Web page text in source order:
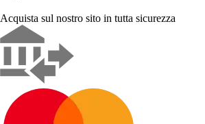
Acquista sul nostro sito in tutta sicurezza